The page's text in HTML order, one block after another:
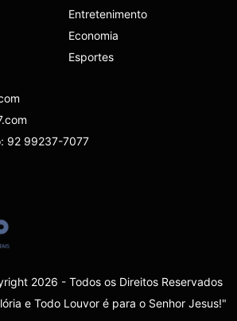
Entretenimento
Economia
Esportes
92 99237-7077
2026 - Todos os Direitos Reservados
e Todo Louvor é para o Senhor Jesus!"